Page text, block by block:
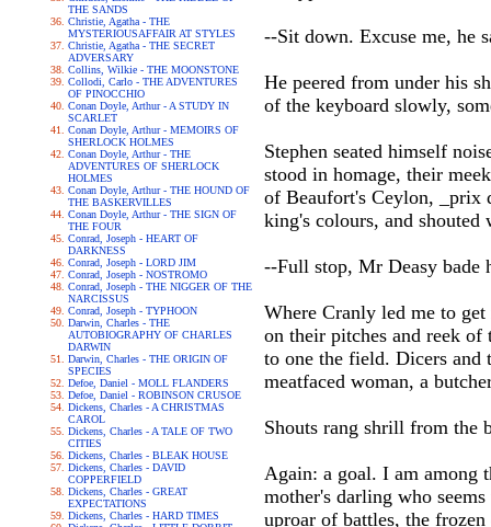
THE SANDS
Christie, Agatha - THE
MYSTERIOUSAFFAIR AT STYLES
Christie, Agatha - THE SECRET
ADVERSARY
Collins, Wilkie - THE MOONSTONE
Collodi, Carlo - THE ADVENTURES
OF PINOCCHIO
Conan Doyle, Arthur - A STUDY IN
SCARLET
Conan Doyle, Arthur - MEMOIRS OF
SHERLOCK HOLMES
Conan Doyle, Arthur - THE
ADVENTURES OF SHERLOCK
HOLMES
Conan Doyle, Arthur - THE HOUND OF
THE BASKERVILLES
Conan Doyle, Arthur - THE SIGN OF
THE FOUR
Conrad, Joseph - HEART OF
DARKNESS
Conrad, Joseph - LORD JIM
Conrad, Joseph - NOSTROMO
Conrad, Joseph - THE NIGGER OF THE
NARCISSUS
Conrad, Joseph - TYPHOON
Darwin, Charles - THE
AUTOBIOGRAPHY OF CHARLES
DARWIN
Darwin, Charles - THE ORIGIN OF
SPECIES
Defoe, Daniel - MOLL FLANDERS
Defoe, Daniel - ROBINSON CRUSOE
Dickens, Charles - A CHRISTMAS
CAROL
Dickens, Charles - A TALE OF TWO
CITIES
Dickens, Charles - BLEAK HOUSE
Dickens, Charles - DAVID
COPPERFIELD
Dickens, Charles - GREAT
EXPECTATIONS
Dickens, Charles - HARD TIMES
--Sit down. Excuse me, he
He peered from under his
of the keyboard slowly,
Stephen seated himself
stood in homage, their
of Beaufort's Ceylon, _prix
king's colours, and shouted
--Full stop, Mr Deasy bade
Where Cranly led me to
on their pitches and reek
to one the field. Dicers and
meatfaced woman, a
Shouts rang shrill from the
Again: a goal. I am among
mother's darling who
uproar of battles, the